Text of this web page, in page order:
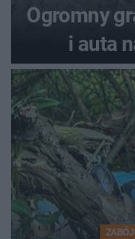
Ogromny
i auta